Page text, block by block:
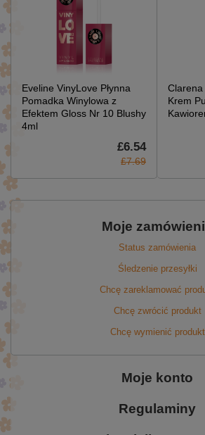
Eveline VinyLove Płynna
Pomadka Winylowa z
Efektem Gloss Nr 10 Blushy
4ml
£6.54
£7.69
Clarena
Krem
Moje
Status zamówienia
Śledzenie przesyłki
Chcę zareklamować
Chcę zwrócić produkt
Chcę wymienić produkt
Moje konto
Regulaminy